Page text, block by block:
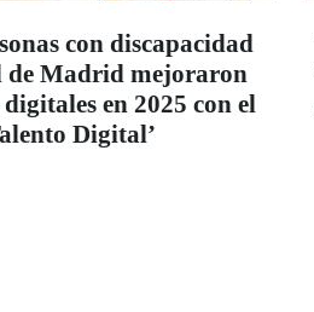
con discapacidad
de Madrid mejoraron
en 2025 con el
Digital’